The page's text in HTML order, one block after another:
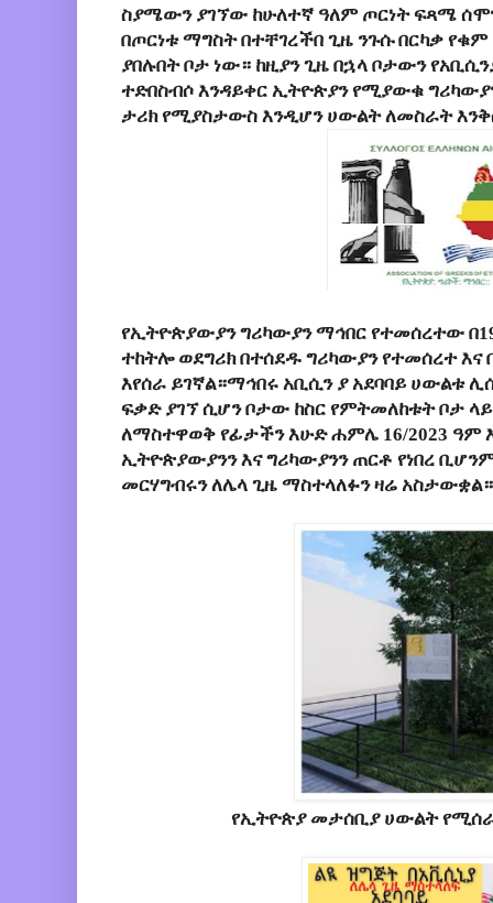
ስያሜውን ያገኘው ከሁለተኛ ዓለም ጦርነት ፍጻሜ
በጦርነቱ ማግስት በተቸገረችበ ጊዜ ንጉሱ በርካቃ
ያበሉበት ቦታ ነው። ከዚያን ጊዜ በኋላ ቦታውን
ተድበስብሶ እንዳይቀር ኢትዮጵያን የሚያውቁ
ታሪክ የሚያስታውስ እንዲሆን ሀውልት ለመስራት
የኢትዮጵያውያን ግሪካውያን ማኅበር የተመሰረተው
ተከትሎ ወደግሪክ በተሰደዱ ግሪካውያን የተመሰረተ እና
እየሰራ ይገኛል።ማኅበሩ አቢሲን ያ አደባባይ ሀውልቱ
ፍቃድ ያገኘ ሲሆን ቦታው ከስር የምትመለከቱት ቦታ
ለማስተዋወቅ የፊታችን እሁድ ሐምሌ 16/2023 ዓም
ኢትዮጵያውያንን እና ግሪካውያንን ጠርቶ የነበረ
መርሃግብሩን ለሌላ ጊዜ ማስተላለፉን ዛሬ አስታውቋል።
የኢትዮጵያ መታሰቢያ ሀውልት